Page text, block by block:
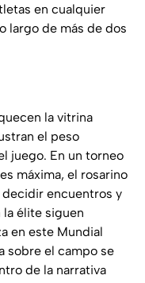
en cualquier
largo de más de dos
la vitrina
el peso
juego. En un torneo
máxima, el rosarino
encuentros y
la élite siguen
en este Mundial
sobre el campo se
de la narrativa